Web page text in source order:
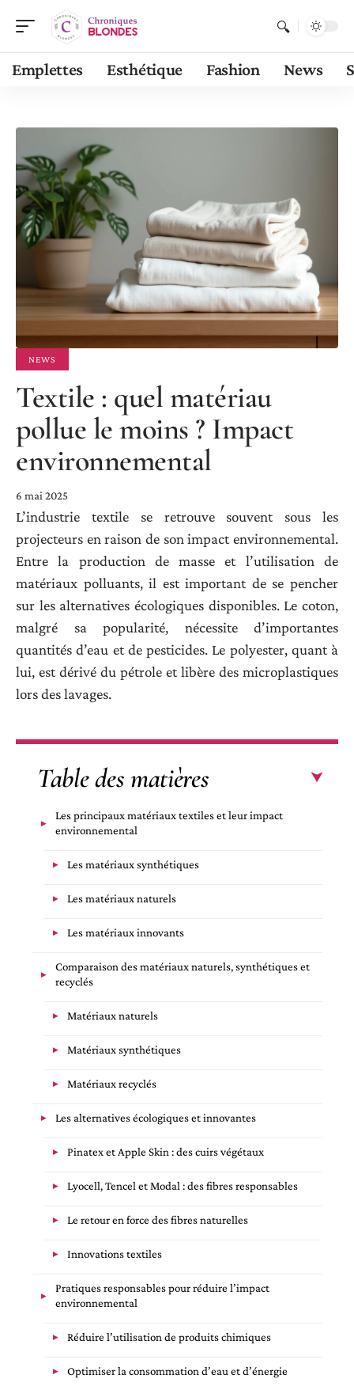
Emplettes Esthétique Fashion News
NEWS
Textile : quel matériau
pollue le moins ? Impact
environnemental
6 mai 2025
L’industrie textile se retrouve souvent sous les
projecteurs en raison de son impact environnemental.
Entre la production de masse et l’utilisation de
matériaux polluants, il est important de se pencher
sur les alternatives écologiques disponibles. Le coton,
malgré sa popularité, nécessite d’importantes
quantités d’eau et de pesticides. Le polyester, quant à
lui, est dérivé du pétrole et libère des microplastiques
lors des lavages.
Table des matières
Les principaux matériaux textiles et leur impact
environnemental
Les matériaux synthétiques
Les matériaux naturels
Les matériaux innovants
Comparaison des matériaux naturels, synthétiques et
recyclés
Matériaux naturels
Matériaux synthétiques
Matériaux recyclés
Les alternatives écologiques et innovantes
Pinatex et Apple Skin : des cuirs végétaux
Lyocell, Tencel et Modal : des fibres responsables
Le retour en force des fibres naturelles
Innovations textiles
Pratiques responsables pour réduire l’impact
environnemental
Réduire l’utilisation de produits chimiques
Optimiser la consommation d’eau et d’énergie